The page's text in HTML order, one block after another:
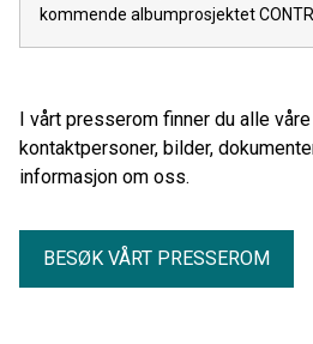
kommende albumprosjektet
I vårt presserom finner du alle
kontaktpersoner, bilder,
informasjon om oss.
BESØK VÅRT PRESSEROM